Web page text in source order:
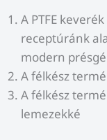
A PTFE
receptúránk
modern
A félkész
A félkész
lemezekké